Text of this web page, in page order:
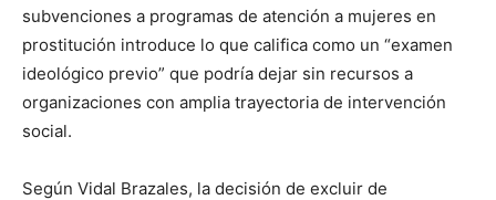
subvenciones a programas de atención a mujeres en
prostitución introduce lo que califica como un “examen
ideológico previo” que podría dejar sin recursos a
organizaciones con amplia trayectoria de intervención
social.
Según Vidal Brazales, la decisión de excluir de